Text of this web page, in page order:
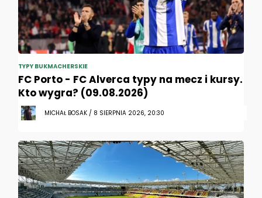
TYPY BUKMACHERSKIE
FC Porto - FC Alverca typy na mecz i kursy.
Kto wygra? (09.08.2026)
MICHAŁ BOSAK / 8 SIERPNIA 2026, 20:30